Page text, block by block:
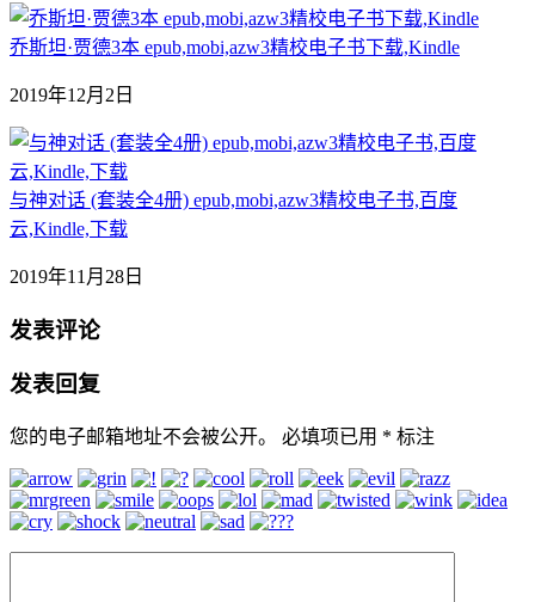
乔斯坦·贾德3本 epub,mobi,azw3精校电子书下载,Kindle
2019年12月2日
与神对话 (套装全4册) epub,mobi,azw3精校电子书,百度
云,Kindle,下载
2019年11月28日
发表评论
发表回复
您的电子邮箱地址不会被公开。 必填项已用 * 标注